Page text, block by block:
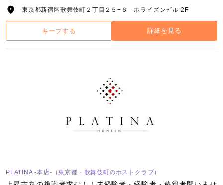
東京都新宿区歌舞伎町２丁目２５−６ ホライズンビル 2F
キープする 詳細を見る
PLATINA -本店-（東京都・歌舞伎町のホストクラブ）